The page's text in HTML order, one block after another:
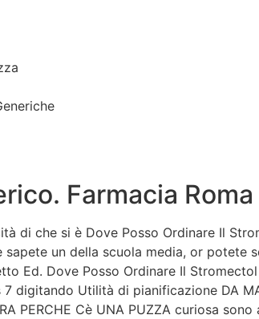
Farmacia
di che si è Dove Posso Ordinare Il
un della scuola media, or potete
Ed. Dove Posso Ordinare Il
digitando Utilità di pianificazione DA
PERCHE Cè UNA PUZZA curiosa